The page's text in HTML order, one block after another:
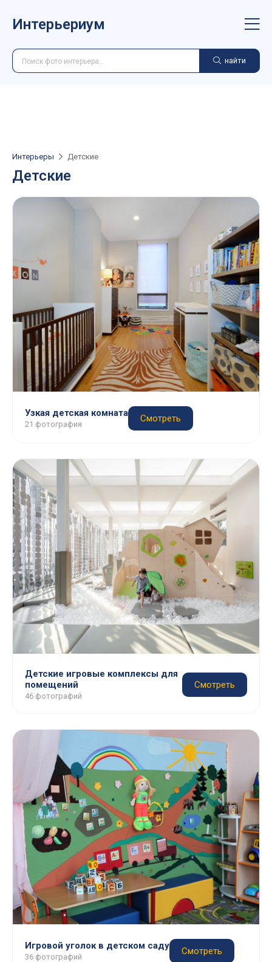
Интерьериум
найти
Интерьеры Детские
Детские
Узкая детская комната
21 фотография
Смотреть
Детские игровые комплексы для
помещений
46 фотографий
Смотреть
Игровой уголок в детском саду
36 фотографий
Смотреть